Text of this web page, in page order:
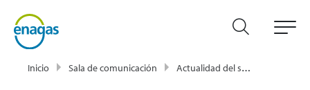
Inicio Sala de comunicación Actualidad del sector energético - Enagás